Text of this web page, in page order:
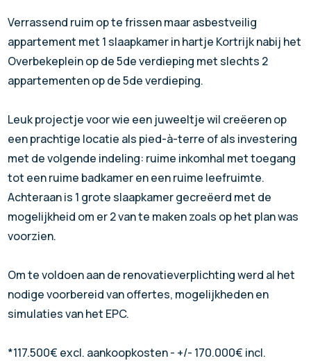
Verrassend ruim op te frissen maar asbestveilig
appartement met 1 slaapkamer in hartje Kortrijk nabij het
Overbekeplein op de 5de verdieping met slechts 2
appartementen op de 5de verdieping.
Leuk projectje voor wie een juweeltje wil creëeren op
een prachtige locatie als pied-à-terre of als investering
met de volgende indeling: ruime inkomhal met toegang
tot een ruime badkamer en een ruime leefruimte.
Achteraan is 1 grote slaapkamer gecreëerd met de
mogelijkheid om er 2 van te maken zoals op het plan was
voorzien.
Om te voldoen aan de renovatieverplichting werd al het
nodige voorbereid van offertes, mogelijkheden en
simulaties van het EPC.
*117.500€ excl. aankoopkosten - +/- 170.000€ incl.